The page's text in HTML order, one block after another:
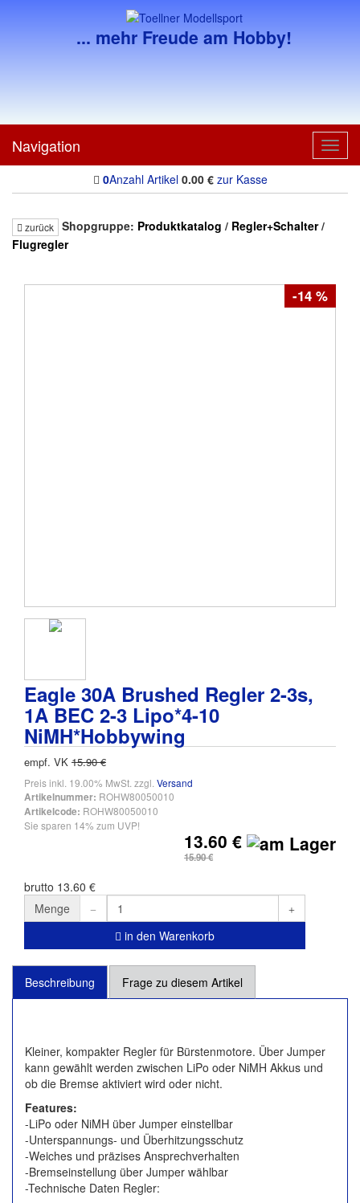
... mehr Freude am Hobby!
Navigation
0Anzahl Artikel 0.00€ zur Kasse
zurück Shopgruppe: Produktkatalog / Regler+Schalter/
Flugregler
-14 %
Eagle 30A Brushed Regler 2-3s,
1A BEC 2-3 Lipo*4-10
NiMH*Hobbywing
empf. VK 15.90 €
Preis inkl. 19.00% MwSt. zzgl. Versand
Artikelnummer: ROHW80050010
Artikelcode: ROHW80050010
Sie sparen 14% zum UVP!
13.60 €
15.90 €
brutto 13.60 €
Menge
in den Warenkorb
Beschreibung Frage zu diesem Artikel
Kleiner, kompakter Regler für Bürstenmotore. Über Jumper
kann gewählt werden zwischen LiPo oder NiMH Akkus und
ob die Bremse aktiviert wird oder nicht.
Features:
-LiPo oder NiMH über Jumper einstellbar
-Unterspannungs- und Überhitzungsschutz
-Weiches und präzises Ansprechverhalten
-Bremseinstellung über Jumper wählbar
-Technische Daten Regler: